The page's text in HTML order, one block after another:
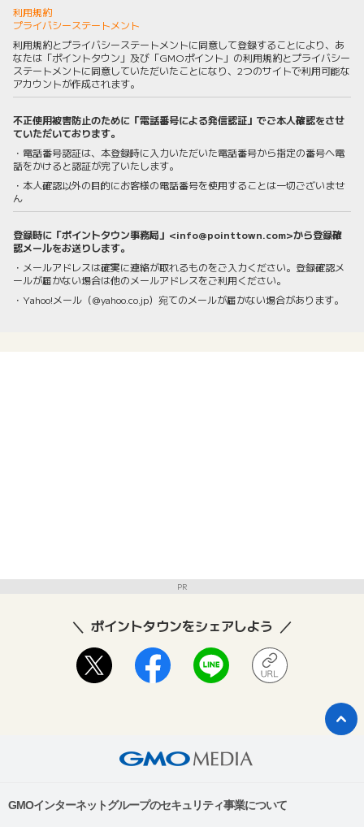
利用規約
プライバシーステートメント
利用規約とプライバシーステートメントに同意して登録することにより、あ
なたは「ポイントタウン」及び「GMOポイント」の利用規約とプライバシー
ステートメントに同意していただいたことになり、2つのサイトで利用可能な
アカウントが作成されます。
不正使用被害防止のために「電話番号による発信認証」でご本人確認をさせ
ていただいております。
・電話番号認証は、本登録時に入力いただいた電話番号から指定の番号へ電
話をかけると認証が完了いたします。
・本人確認以外の目的にお客様の電話番号を使用することは一切ございませ
ん
登録時に「ポイントタウン事務局」<info@pointtown.com>から登録確
認メールをお送りします。
・メールアドレスは確実に連絡が取れるものをご入力ください。登録確認メ
ールが届かない場合は他のメールアドレスをご利用ください。
・Yahoo!メール（@yahoo.co.jp）宛てのメールが届かない場合があります。
PR
ポイントタウンをシェアしよう
GMOインターネットグループのセキュリティ事業について